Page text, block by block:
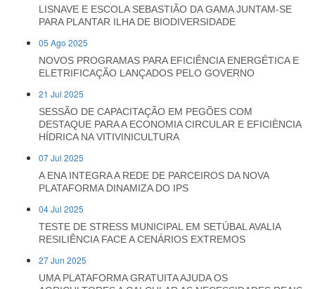
LISNAVE E ESCOLA SEBASTIÃO DA GAMA JUNTAM-SE
PARA PLANTAR ILHA DE BIODIVERSIDADE
05 Ago 2025
NOVOS PROGRAMAS PARA EFICIÊNCIA ENERGÉTICA E
ELETRIFICAÇÃO LANÇADOS PELO GOVERNO
21 Jul 2025
SESSÃO DE CAPACITAÇÃO EM PEGÕES COM
DESTAQUE PARA A ECONOMIA CIRCULAR E EFICIÈNCIA
HÍDRICA NA VITIVINICULTURA
07 Jul 2025
A ENA INTEGRA A REDE DE PARCEIROS DA NOVA
PLATAFORMA DINAMIZA DO IPS
04 Jul 2025
TESTE DE STRESS MUNICIPAL EM SETÚBAL AVALIA
RESILIÊNCIA FACE A CENÁRIOS EXTREMOS
27 Jun 2025
UMA PLATAFORMA GRATUITA AJUDA OS